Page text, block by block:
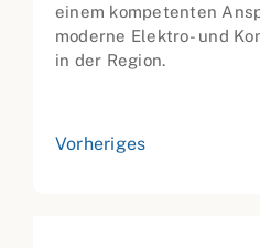
einem kompetenten
moderne Elektro- und
in der Region.
Vorheriges